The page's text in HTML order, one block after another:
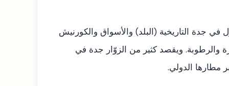
جدة التاريخية (البلد) والأسواق والكورنيش
والرطوبة. ويقصد كثير من الزوّار جدة في
مطارها الدولي.